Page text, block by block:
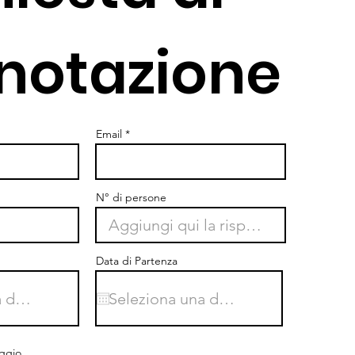
Email
N° di persone
Data di Partenza